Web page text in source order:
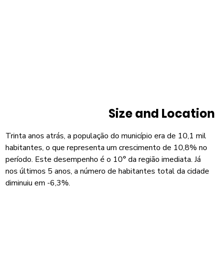
Size and Location
Trinta anos atrás, a população do município era de 10,1 mil
habitantes, o que representa um crescimento de 10,8% no
período. Este desempenho é o 10° da região imediata. Já
nos últimos 5 anos, a número de habitantes total da cidade
diminuiu em -6,3%.